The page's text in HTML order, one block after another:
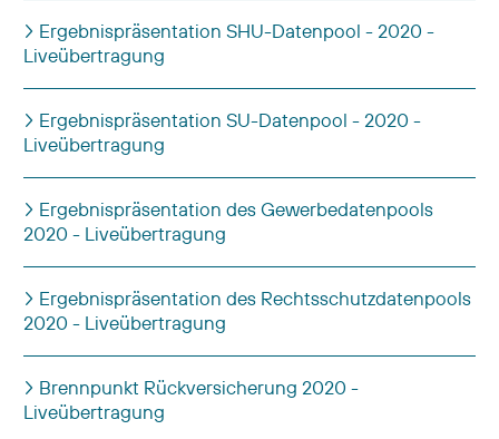
Ergebnispräsentation SHU-Datenpool - 2020 -
Liveübertragung
Ergebnispräsentation SU-Datenpool - 2020 -
Liveübertragung
Ergebnispräsentation des Gewerbedatenpools
2020 - Liveübertragung
Ergebnispräsentation des Rechtsschutzdatenpools
2020 - Liveübertragung
Brennpunkt Rückversicherung 2020 -
Liveübertragung